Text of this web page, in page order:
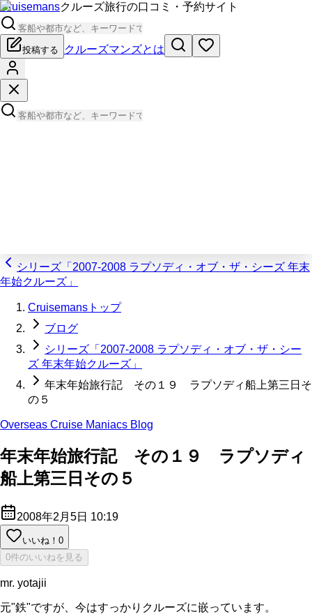
Cruisemansクルーズ旅行の口コミ・予約サイト
投稿する クルーズマンズとは
シリーズ「2007-2008 ラプソディ・オブ・ザ・シーズ 年末
年始クルーズ」
Cruisemansトップ
ブログ
シリーズ「2007-2008 ラプソディ・オブ・ザ・シー
ズ 年末年始クルーズ」
年末年始旅行記 その１９ ラプソディ船上第三日そ
の５
Overseas Cruise Maniacs Blog
年末年始旅行記 その１９ ラプソディ
船上第三日その５
2008年2月5日 10:19
いいね！ 0
0件のいいねを見る
mr. yotajii
元"鉄"ですが、今はすっかりクルーズに嵌っています。